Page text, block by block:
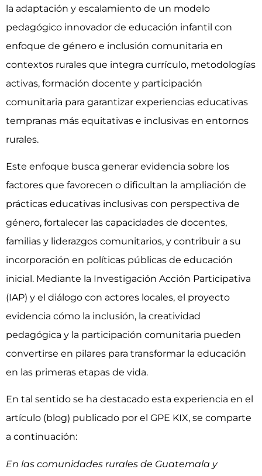
la adaptación y escalamiento de un modelo
pedagógico innovador de educación infantil con
enfoque de género e inclusión comunitaria en
contextos rurales que integra currículo, metodologías
activas, formación docente y participación
comunitaria para garantizar experiencias educativas
tempranas más equitativas e inclusivas en entornos
rurales.
Este enfoque busca generar evidencia sobre los
factores que favorecen o dificultan la ampliación de
prácticas educativas inclusivas con perspectiva de
género, fortalecer las capacidades de docentes,
familias y liderazgos comunitarios, y contribuir a su
incorporación en políticas públicas de educación
inicial. Mediante la Investigación Acción Participativa
(IAP) y el diálogo con actores locales, el proyecto
evidencia cómo la inclusión, la creatividad
pedagógica y la participación comunitaria pueden
convertirse en pilares para transformar la educación
en las primeras etapas de vida.
En tal sentido se ha destacado esta experiencia en el
artículo (blog) publicado por el GPE KIX, se comparte
a continuación:
En las comunidades rurales de Guatemala y